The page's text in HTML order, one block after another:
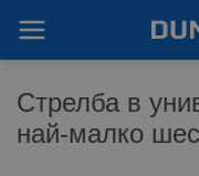
Стрелба в
най-малко